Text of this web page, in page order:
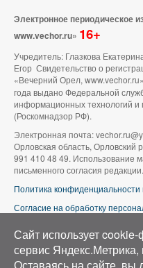
Электронное периодическое
www.vechor.ru» 16+
Учредитель: Глазкова
Егор Свидетельство о
«Вечерний Орел, www.vechor.ru»
года выдано Федеральной
информационных технологий и
(Роскомнадзор РФ).
Электронная почта:
Орловская область,
991 410 48 49. Использование
письменного согласия редакции.
Политика
Согласие на обработку
Аэросъемка в Орле»
Сайт использует
сервис